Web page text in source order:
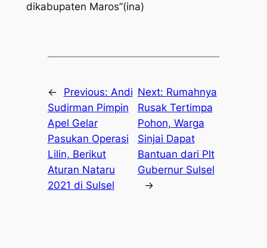
dikabupaten Maros”(ina)
← Previous: Andi
Sudirman Pimpin
Apel Gelar
Pasukan Operasi
Lilin, Berikut
Aturan Nataru
2021 di Sulsel
Next: Rumahnya
Rusak Tertimpa
Pohon, Warga
Sinjai Dapat
Bantuan dari Plt
Gubernur Sulsel
→